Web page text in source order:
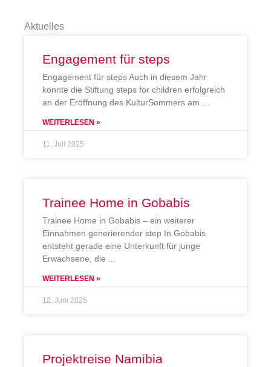
Aktuelles
Engagement für steps
Engagement für steps Auch in diesem Jahr
konnte die Stiftung steps for children erfolgreich
an der Eröffnung des KulturSommers am
WEITERLESEN »
11. Juli 2025
Trainee Home in Gobabis
Trainee Home in Gobabis – ein weiterer
Einnahmen generierender step In Gobabis
entsteht gerade eine Unterkunft für junge
Erwachsene, die
WEITERLESEN »
12. Juni 2025
Projektreise Namibia